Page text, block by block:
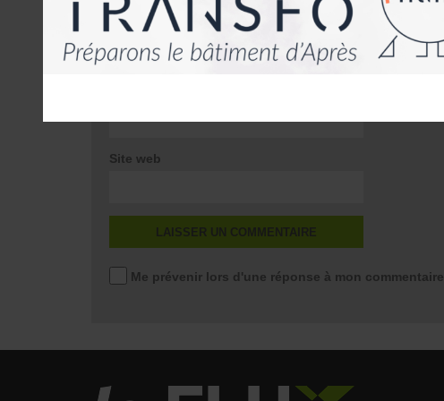
*
Site web
Me prévenir lors d'une réponse à mon commentaire